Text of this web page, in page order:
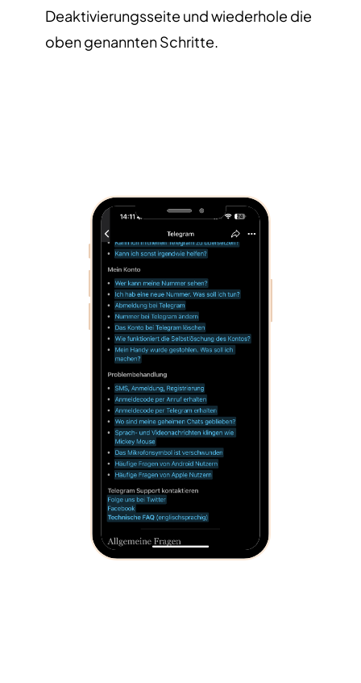
Deaktivierungsseite und wiederhole die
oben genannten Schritte.